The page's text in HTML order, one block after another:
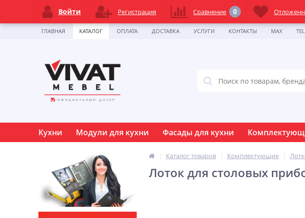
ГЛАВНАЯ КАТАЛОГ ОПЛАТА ДОСТАВКА УСЛУГИ КОНТАКТЫ MAX
Кухни Модули для кухни Фасады для кухни
Каталог товаров Комплектующие
Лоток для столовых
Войти Регистрация Сравнение 0